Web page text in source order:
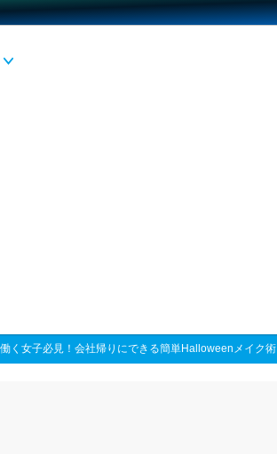
働く女子必見！会社帰りにできる簡単Halloweenメイク術